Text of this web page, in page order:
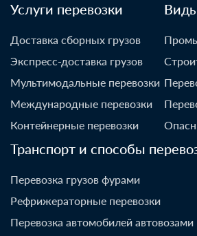
Услуги перевозки
Доставка сборных грузов
Экспресс-доставка грузов
Мультимодальные перевозки
Международные перевозки
Контейнерные перевозки
Транспорт и способы
Перевозка грузов фурами
Рефрижераторные перевозки
Перевозка автомобилей автовозами